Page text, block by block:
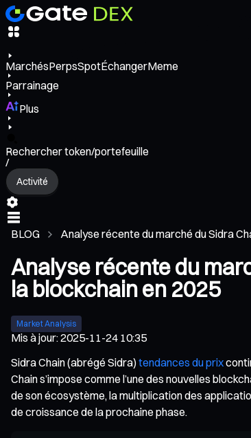
MarchésPerpsSpotÉchangerMeme
Parrainage
Plus
Rechercher token/portefeuille
/
Activité
BLOG Analyse récente du marché du Sidra
Analyse récente du
la blockchain en 2025
Market Analysis
Mis à jour:2025-11-24 10:35
Sidra Chain (abrégé Sidra)tendances du prix
Chain s’impose comme l’une des nouvelles
de son écosystème, la multiplication des
de croissance de la prochaine phase.